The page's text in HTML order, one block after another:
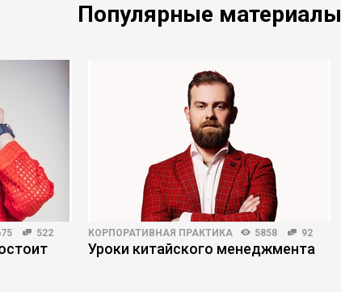
Популярные материалы
522 КОРПОРАТИВНАЯ ПРАКТИКА 5858 92
Уроки китайского менеджмента